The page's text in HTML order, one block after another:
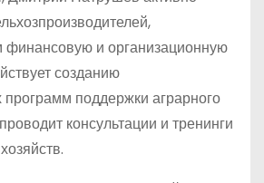
финансовую и организационную
созданию
программ поддержки аграрного
консультации и тренинги